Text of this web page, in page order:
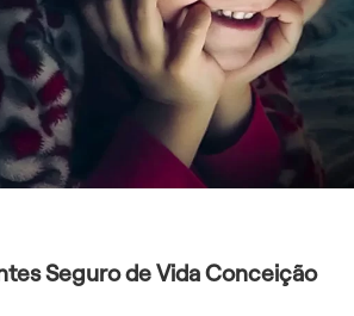
Seguro de Vida Conceição